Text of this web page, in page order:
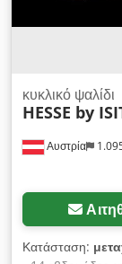
Αυστρία
κυκλικό ψαλίδι
HESSE by
Κατάσταση: